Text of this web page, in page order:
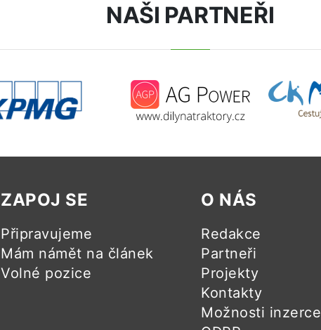
NAŠI PARTNEŘI
ZAPOJ SE
Připravujeme
Mám námět na článek
Volné pozice
O NÁS
Redakce
Partneři
Projekty
Kontakty
Možnosti inzerce